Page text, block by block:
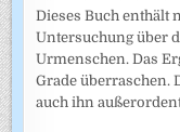
Dieses Buch enthält
Untersuchung über
Urmenschen. Das
Grade überraschen.
auch ihn